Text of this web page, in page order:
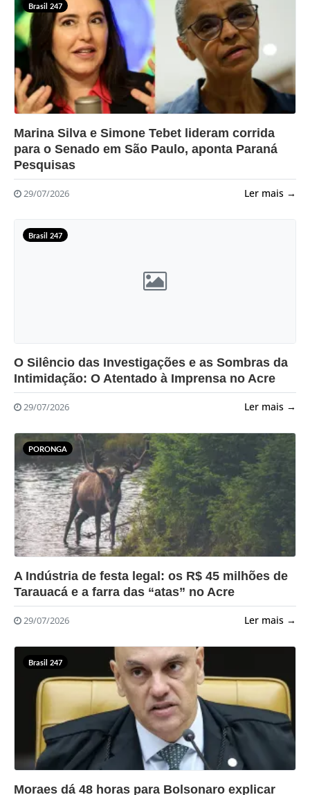
Brasil 247
?>
Marina Silva e Simone Tebet lideram corrida
para o Senado em São Paulo, aponta Paraná
Pesquisas
29/07/2026 Ler mais →
Brasil 247
O Silêncio das Investigações e as Sombras da
Intimidação: O Atentado à Imprensa no Acre
29/07/2026 Ler mais →
PORONGA
?>
A Indústria de festa legal: os R$ 45 milhões de
Tarauacá e a farra das “atas” no Acre
29/07/2026 Ler mais →
Brasil 247
?>
Moraes dá 48 horas para Bolsonaro explicar